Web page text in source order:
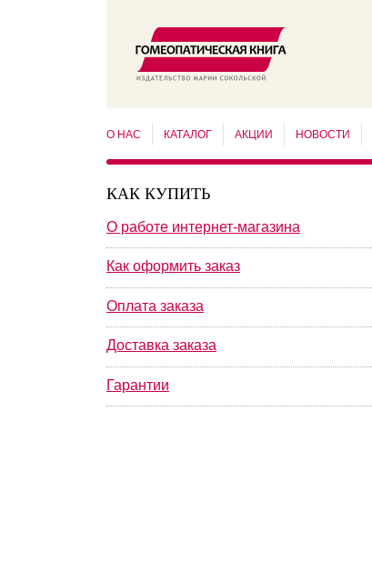
О НАС КАТАЛОГ АКЦИИ НОВОСТИ
КАК КУПИТЬ
О работе интернет-магазина
Как оформить заказ
Оплата заказа
Доставка заказа
Гарантии